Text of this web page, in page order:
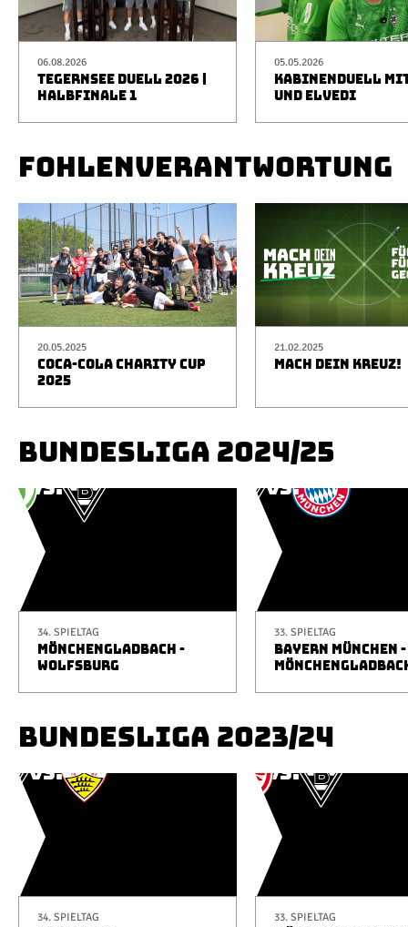
06.08.2026
TEGERNSEE DUELL 2026 |
HALBFINALE 1
05.05.2026
KABINENDUELL
UND ELVEDI
FOHLENVERANTWORTUNG
20.05.2025
COCA-COLA CHARITY CUP
2025
21.02.2025
MACH DEIN KREUZ!
BUNDESLIGA 2024/25
34. SPIELTAG
MÖNCHENGLADBACH -
WOLFSBURG
33. SPIELTAG
BAYERN MÜNCHEN -
BUNDESLIGA 2023/24
34. SPIELTAG 33. SPIELTAG